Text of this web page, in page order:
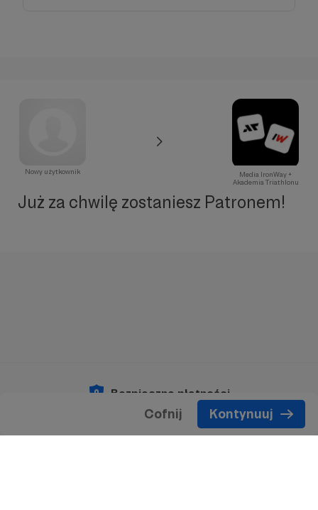
Cofnij Kontynuuj
Nowy użytkownik
Media IronWay +
Akademia Triathlonu
Już za chwilę zostaniesz Patronem!
Bezpieczne płatności